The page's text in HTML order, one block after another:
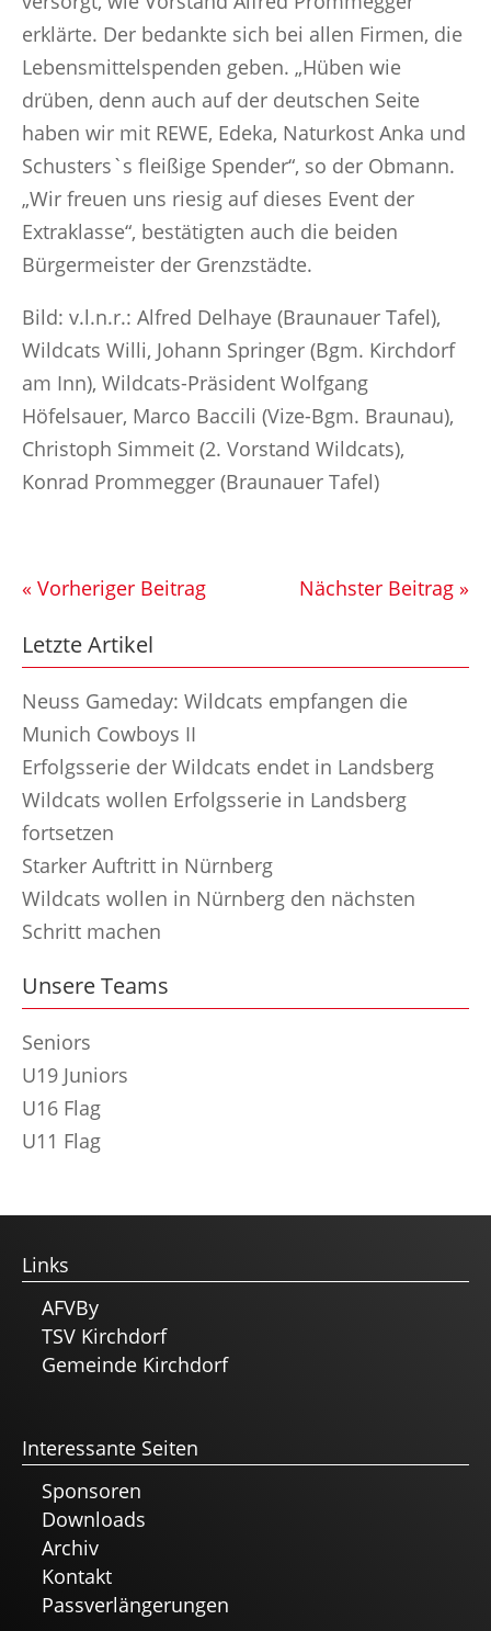
erklärte. Der bedankte sich bei allen Firmen, die
Lebensmittelspenden geben. „Hüben wie
drüben, denn auch auf der deutschen Seite
haben wir mit REWE, Edeka, Naturkost Anka und
Schusters`s fleißige Spender“, so der Obmann.
„Wir freuen uns riesig auf dieses Event der
Extraklasse“, bestätigten auch die beiden
Bürgermeister der Grenzstädte.
Bild: v.l.n.r.: Alfred Delhaye (Braunauer Tafel),
Wildcats Willi, Johann Springer (Bgm. Kirchdorf
am Inn), Wildcats-Präsident Wolfgang
Höfelsauer, Marco Baccili (Vize-Bgm. Braunau),
Christoph Simmeit (2. Vorstand Wildcats),
Konrad Prommegger (Braunauer Tafel)
« Vorheriger Beitrag Nächster Beitrag »
Letzte Artikel
Neuss Gameday: Wildcats empfangen die
Munich Cowboys II
Erfolgsserie der Wildcats endet in Landsberg
Wildcats wollen Erfolgsserie in Landsberg
fortsetzen
Starker Auftritt in Nürnberg
Wildcats wollen in Nürnberg den nächsten
Schritt machen
Unsere Teams
Seniors
U19 Juniors
U16 Flag
U11 Flag
Links
AFVBy
TSV Kirchdorf
Gemeinde Kirchdorf
Interessante Seiten
Sponsoren
Downloads
Archiv
Kontakt
Passverlängerungen